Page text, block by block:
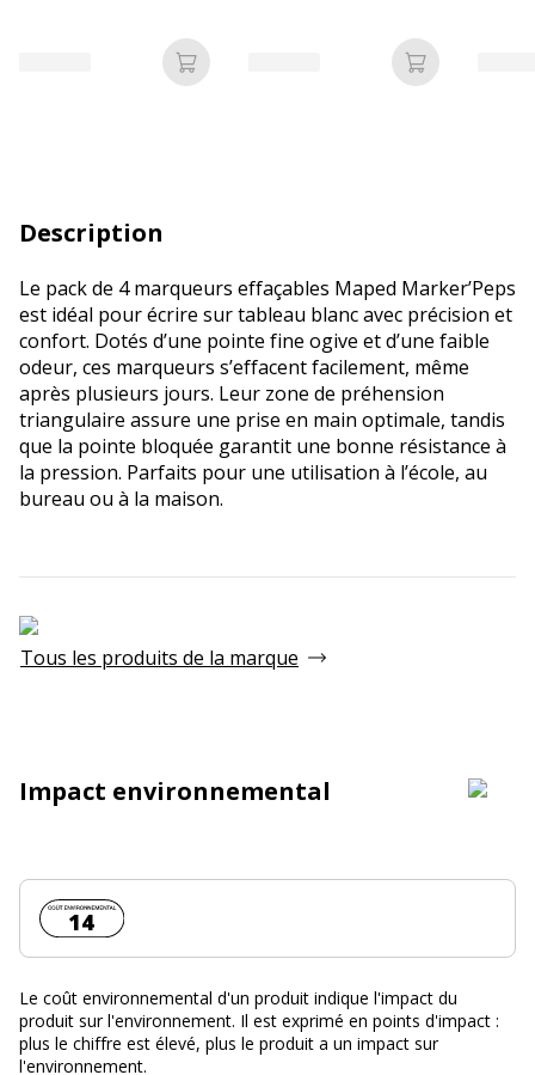
Ajouter au panier Ajouter au
Description
Le pack de 4 marqueurs effaçables Maped Marker’Peps
est idéal pour écrire sur tableau blanc avec précision et
confort. Dotés d’une pointe fine ogive et d’une faible
odeur, ces marqueurs s’effacent facilement, même
après plusieurs jours. Leur zone de préhension
triangulaire assure une prise en main optimale, tandis
que la pointe bloquée garantit une bonne résistance à
la pression. Parfaits pour une utilisation à l’école, au
bureau ou à la maison.
Tous les produits de la marque
Impact environnemental
Coût environnemental :
14
Le coût environnemental d'un produit indique l'impact du
produit sur l'environnement. Il est exprimé en points d'impact :
plus le chiffre est élevé, plus le produit a un impact sur
l'environnement.